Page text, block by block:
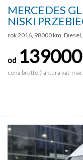
MERCEDES
NISKI
rok 2016, 98000 km,
od 139000
cena brutto (faktura vat-